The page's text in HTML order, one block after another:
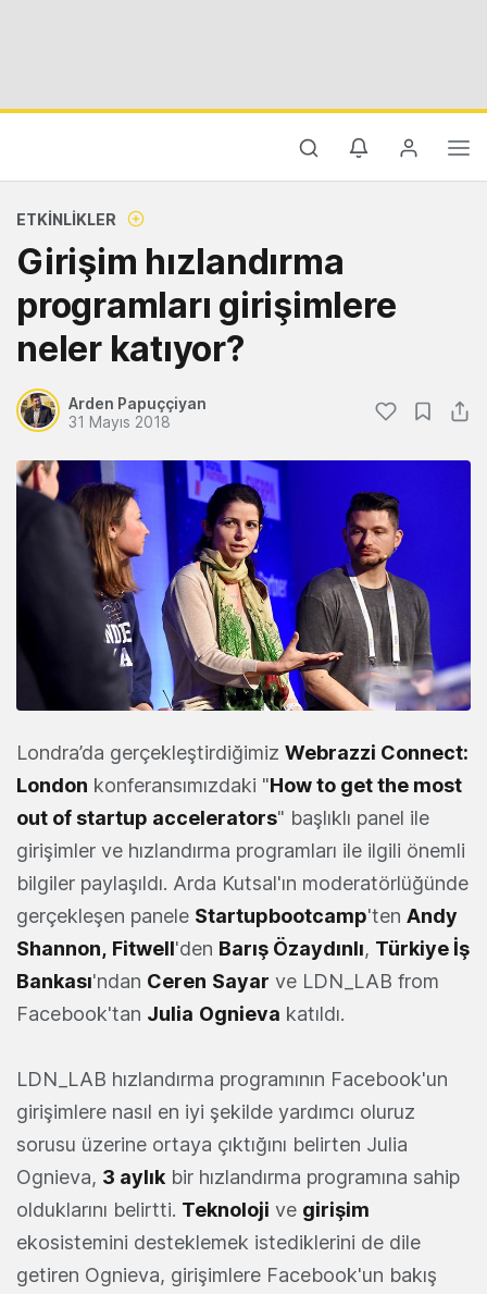
ETKINLIKLER
Girişim hızlandırma
programları girişimlere
neler katıyor?
Arden Papuççiyan
31 Mayıs 2018
Londra’da gerçekleştirdiğimiz Webrazzi Connect:
London konferansımızdaki "How to get the most
out of startup accelerators" başlıklı panel ile
girişimler ve hızlandırma programları ile ilgili önemli
bilgiler paylaşıldı. Arda Kutsal'ın moderatörlüğünde
gerçekleşen panele Startupbootcamp'ten Andy
Shannon, Fitwell'den Barış Özaydınlı, Türkiye İş
Bankası'ndan Ceren Sayar ve LDN_LAB from
Facebook'tan Julia Ognieva katıldı.
LDN_LAB hızlandırma programının Facebook'un
girişimlere nasıl en iyi şekilde yardımcı oluruz
sorusu üzerine ortaya çıktığını belirten Julia
Ognieva, 3 aylık bir hızlandırma programına sahip
olduklarını belirtti. Teknoloji ve girişim
ekosistemini desteklemek istediklerini de dile
getiren Ognieva, girişimlere Facebook'un bakış